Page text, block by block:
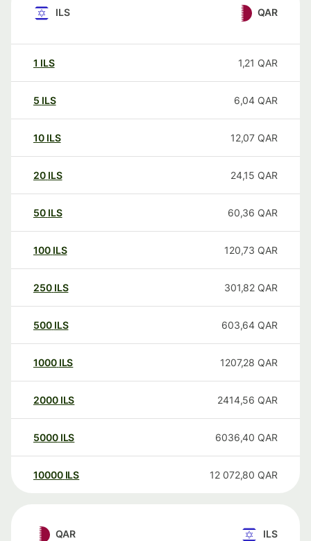
ILS QAR
1 ILS 1,21 QAR
5 ILS 6,04 QAR
10 ILS 12,07 QAR
20 ILS 24,15 QAR
50 ILS 60,36 QAR
100 ILS 120,73 QAR
250 ILS 301,82 QAR
500 ILS 603,64 QAR
1000 ILS 1207,28 QAR
2000 ILS 2414,56 QAR
5000 ILS 6036,40 QAR
10000 ILS 12 072,80 QAR
QAR ILS